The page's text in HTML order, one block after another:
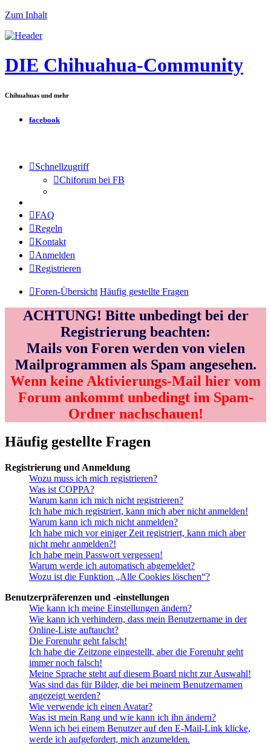
Zum Inhalt
DIE Chihuahua-Community
Chihuahuas und mehr
facebook
Schnellzugriff
Chiforum bei FB
FAQ
Regeln
Kontakt
Anmelden
Registrieren
Foren-Übersicht Häufig gestellte Fragen
ACHTUNG! Bitte unbedingt bei der
Registrierung beachten:
Mails von Foren werden von vielen
Mailprogrammen als Spam angesehen.
Wenn keine Aktivierungs-Mail hier vom
Forum ankommt unbedingt im Spam-
Ordner nachschauen!
Häufig gestellte Fragen
Registrierung und Anmeldung
Wozu muss ich mich registrieren?
Was ist COPPA?
Warum kann ich mich nicht registrieren?
Ich habe mich registriert, kann mich aber nicht anmelden!
Warum kann ich mich nicht anmelden?
Ich habe mich vor einiger Zeit registriert, kann mich aber
nicht mehr anmelden?!
Ich habe mein Passwort vergessen!
Warum werde ich automatisch abgemeldet?
Wozu ist die Funktion „Alle Cookies löschen“?
Benutzerpräferenzen und -einstellungen
Wie kann ich meine Einstellungen ändern?
Wie kann ich verhindern, dass mein Benutzername in der
Online-Liste auftaucht?
Die Forenuhr geht falsch!
Ich habe die Zeitzone eingestellt, aber die Forenuhr geht
immer noch falsch!
Meine Sprache steht auf diesem Board nicht zur Auswahl!
Was sind das für Bilder, die bei meinem Benutzernamen
angezeigt werden?
Wie verwende ich einen Avatar?
Was ist mein Rang und wie kann ich ihn ändern?
Wenn ich bei einem Benutzer auf den E-Mail-Link klicke,
werde ich aufgefordert, mich anzumelden.